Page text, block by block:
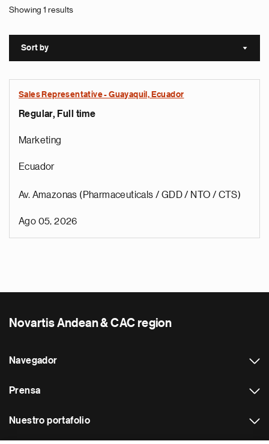
Showing 1 results
Sort by Sort
Sales Representative - Guayaquil, Ecuador
Regular, Full time
Marketing
Ecuador
Av. Amazonas (Pharmaceuticals / GDD / NTO / CTS)
Ago 05, 2026
Novartis Andean & CAC region
Navegador
Prensa
Nuestro portafolio